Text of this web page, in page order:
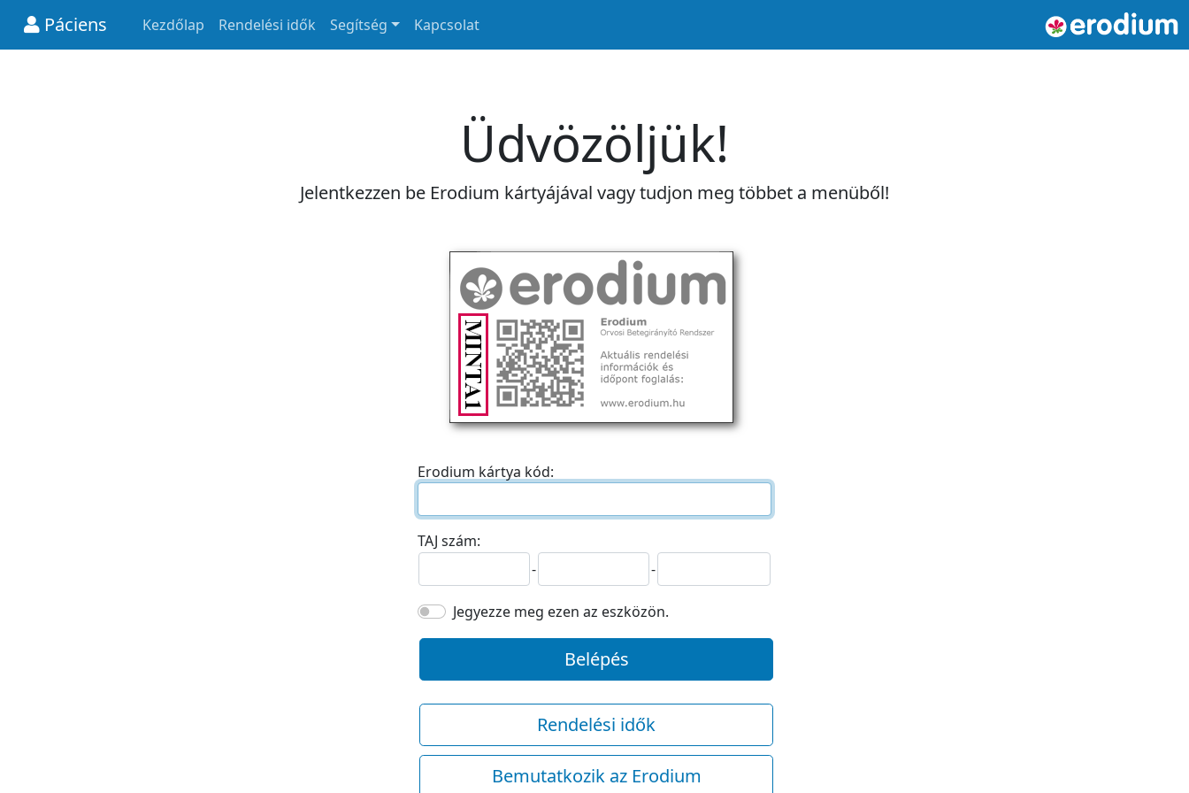
Páciens Kezdőlap Rendelési idők Segítség Kapcsolat
Üdvözöljük!
Jelentkezzen be Erodium kártyájával vagy tudjon meg többet a menüből!
Erodium kártya kód:
TAJ szám:
-
-
Jegyezze meg ezen az eszközön.
Belépés
Rendelési idők
Bemutatkozik az Erodium